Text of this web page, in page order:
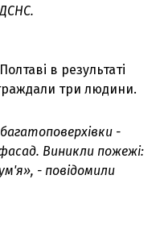
в результаті
три людини.
-
Виникли пожежі:
- повідомили